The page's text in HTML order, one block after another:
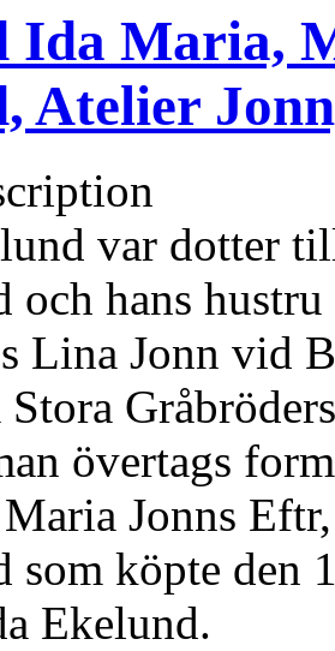
Ida Maria,
Atelier
var dotter
och hans
Lina Jonn vid
Stora
övertags
Jonns
som köpte den
Ekelund.